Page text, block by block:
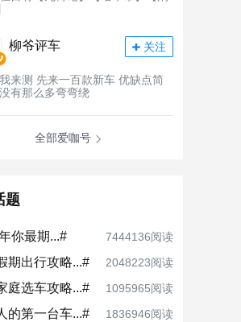
柳爷评车 关注
来测 先来一百款新车 优缺点简
有那么多弯弯绕
全部爱咖号
题
你最期...# 7444136阅读
期出行攻略...# 2048223阅读
庭选车攻略...# 1095965阅读
的第一台车...# 1836946阅读